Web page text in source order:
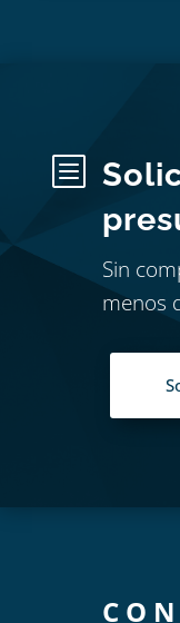
b
Sin
menos